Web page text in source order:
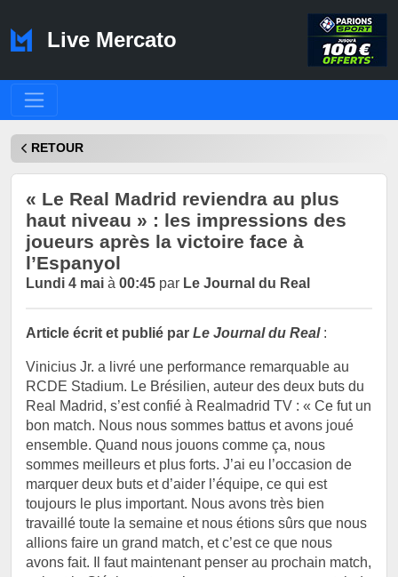
Live Mercato
RETOUR
« Le Real Madrid reviendra au plus
haut niveau » : les impressions des
joueurs après la victoire face à
l’Espanyol
Lundi 4 mai à 00:45 par Le Journal du Real
Article écrit et publié par Le Journal du Real:
Vinicius Jr. a livré une performance remarquable au
RCDE Stadium. Le Brésilien, auteur des deux buts du
Real Madrid, s’est confié à Realmadrid TV : « Ce fut un
bon match. Nous nous sommes battus et avons joué
ensemble. Quand nous jouons comme ça, nous
sommes meilleurs et plus forts. J’ai eu l’occasion de
marquer deux buts et d’aider l’équipe, ce qui est
toujours le plus important. Nous avons très bien
travaillé toute la semaine et nous étions sûrs que nous
allions faire un grand match, et c’est ce que nous
avons fait. Il faut maintenant penser au prochain match,